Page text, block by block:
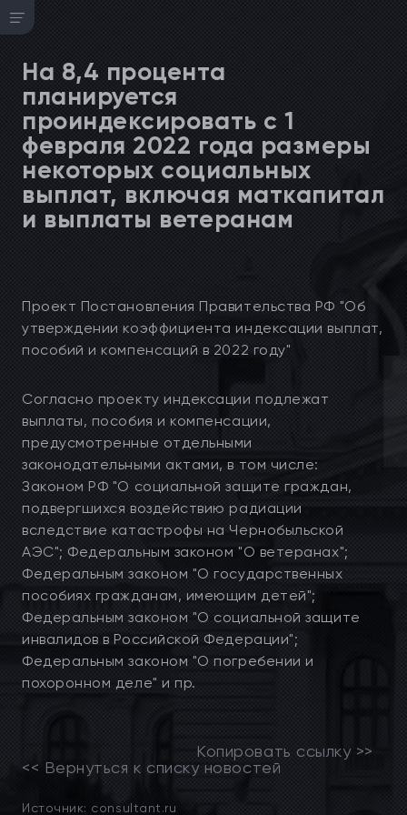
На 8,4 процента
планируется
проиндексировать с 1
февраля 2022 года размеры
некоторых социальных
выплат, включая маткапитал
и выплаты ветеранам
Проект Постановления Правительства РФ "Об
утверждении коэффициента индексации выплат,
пособий и компенсаций в 2022 году"
Согласно проекту индексации подлежат
выплаты, пособия и компенсации,
предусмотренные отдельными
законодательными актами, в том числе:
Законом РФ "О социальной защите граждан,
подвергшихся воздействию радиации
вследствие катастрофы на Чернобыльской
АЭС"; Федеральным законом "О ветеранах";
Федеральным законом "О государственных
пособиях гражданам, имеющим детей";
Федеральным законом "О социальной защите
инвалидов в Российской Федерации";
Федеральным законом "О погребении и
похоронном деле" и пр.
Копировать ссылку >>
<< Вернуться к списку новостей
Источник: consultant.ru